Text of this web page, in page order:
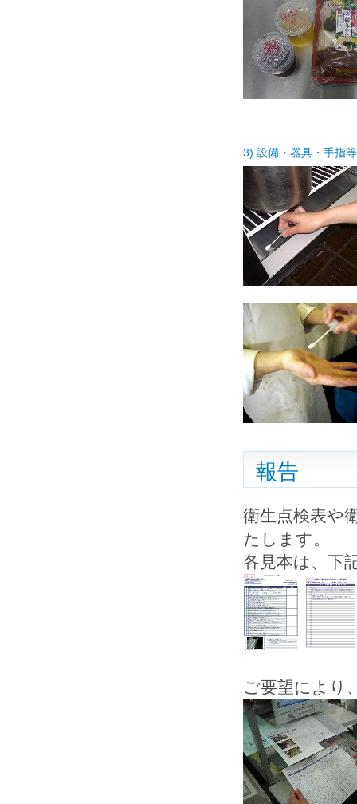
3) 設備・器具・手指
報告
衛生点検表や
たします。
各見本は、下
ご要望により